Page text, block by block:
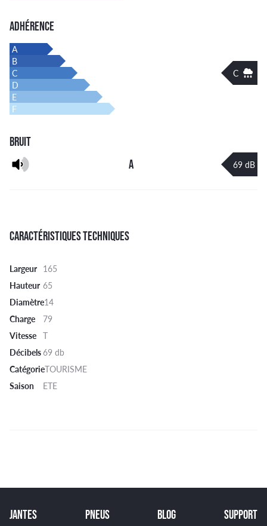
ADHÉRENCE
A
B
C
C
D
E
F
BRUIT
A
69 dB
CARACTÉRISTIQUES TECHNIQUES
Largeur 165
Hauteur 65
Diamètre14
Charge
79
Vitesse T
Décibels69 db
CatégorieTOURISME
Saison
ETE
JANTES PNEUS BLOG SUPPORT